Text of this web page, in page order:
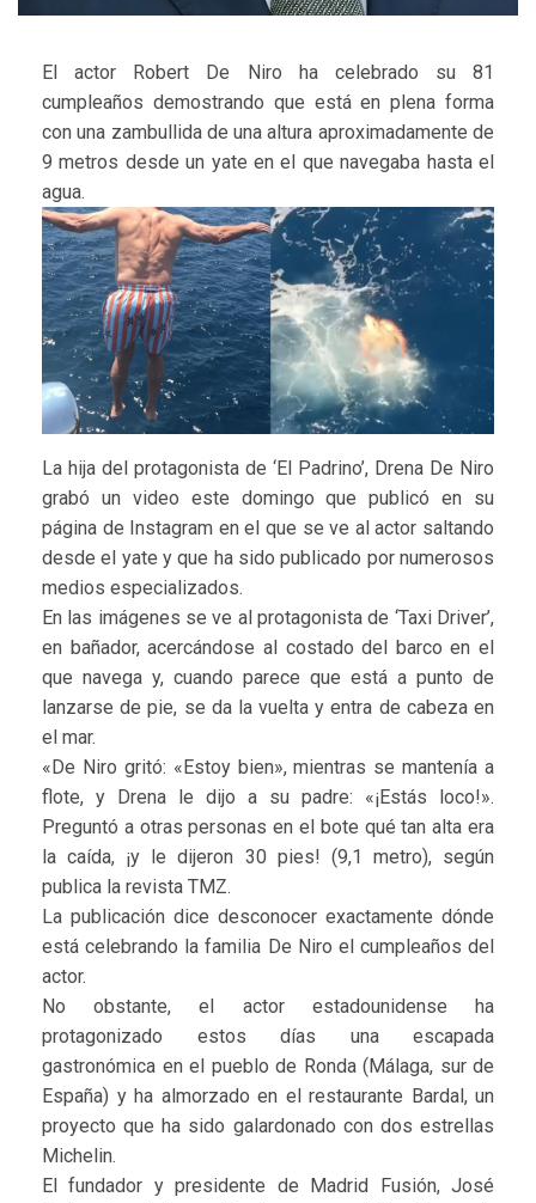
El actor Robert De Niro ha celebrado su 81
cumpleaños demostrando que está en plena forma
con una zambullida de una altura aproximadamente de
9 metros desde un yate en el que navegaba hasta el
agua.
La hija del protagonista de ‘El Padrino’, Drena De Niro
grabó un video este domingo que publicó en su
página de Instagram en el que se ve al actor saltando
desde el yate y que ha sido publicado por numerosos
medios especializados.
En las imágenes se ve al protagonista de ‘Taxi Driver’,
en bañador, acercándose al costado del barco en el
que navega y, cuando parece que está a punto de
lanzarse de pie, se da la vuelta y entra de cabeza en
el mar.
«De Niro gritó: «Estoy bien», mientras se mantenía a
flote, y Drena le dijo a su padre: «¡Estás loco!».
Preguntó a otras personas en el bote qué tan alta era
la caída, ¡y le dijeron 30 pies! (9,1 metro), según
publica la revista TMZ.
La publicación dice desconocer exactamente dónde
está celebrando la familia De Niro el cumpleaños del
actor.
No obstante, el actor estadounidense ha
protagonizado estos días una escapada
gastronómica en el pueblo de Ronda (Málaga, sur de
España) y ha almorzado en el restaurante Bardal, un
proyecto que ha sido galardonado con dos estrellas
Michelin.
El fundador y presidente de Madrid Fusión, José